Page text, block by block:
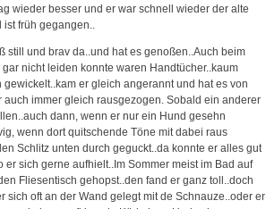
wieder besser und er war schnell wieder der alte
früh gegangen..
still und brav da..und hat es genoßen..Auch beim
nicht leiden konnte waren Handtücher..kaum
er gleich angerannt und hat es von
immer gleich rausgezogen. Sobald ein anderer
dann, wenn er nur ein Hund gesehn
wenn dort quitschende Töne mit dabei raus
Schlitz unten durch geguckt..da konnte er alles gut
sich gerne aufhielt..Im Sommer meist im Bad auf
Fliesentisch gehopst..den fand er ganz toll..doch
oft an der Wand gelegt mit de Schnauze..oder er